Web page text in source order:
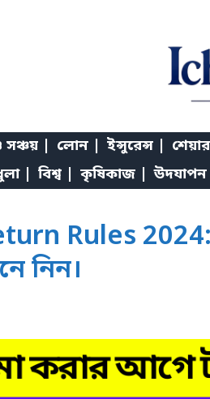
| লোন | ইন্সুরেন্স |
|
বিশ্ব | কৃষিকাজ | উদযাপন |
Rules 2024:
নিন।